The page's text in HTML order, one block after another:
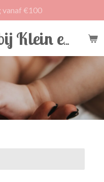
Welkom bij Klein en Koester
vanaf €100